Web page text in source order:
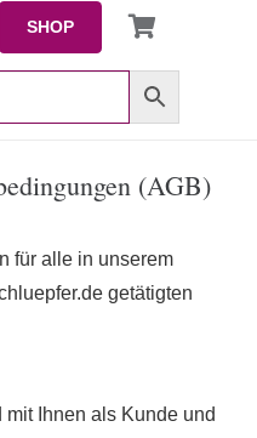
SHOP
(AGB)
für alle in unserem
getätigten
Ihnen als Kunde und